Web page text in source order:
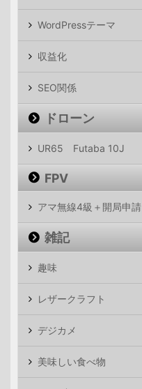
WordPressテーマ
収益化
SEO関係
ドローン
UR65 Futaba 10J
FPV
アマ無線4級＋開局申請
雑記
趣味
レザークラフト
デジカメ
美味しい食べ物